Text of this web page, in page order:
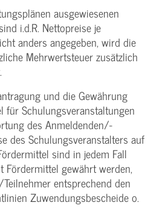
ausgewiesenen
i.d.R. Nettopreise je
anders angegeben, wird die
Mehrwertsteuer zusätzlich
und die Gewährung
für Schulungs­veranstaltungen
des Anmeldenden/­
des Schulungs­veranstalters auf
sind in jedem Fall
Fördermittel gewährt werden,
entsprechend den
Zuwendungs­bescheide o.